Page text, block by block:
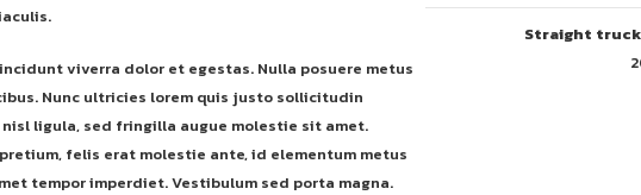
viverra dolor et egestas. Nulla posuere metus
Nunc ultricies lorem quis justo sollicitudin
ligula, sed fringilla augue molestie sit amet.
felis erat molestie ante, id elementum metus
tempor imperdiet. Vestibulum sed porta magna.
Straight